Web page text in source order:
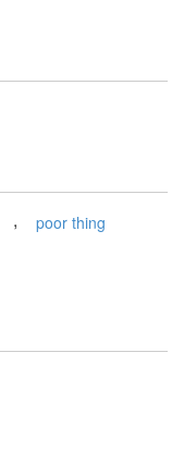
, poor thing